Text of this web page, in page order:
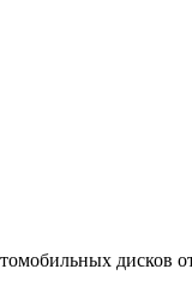
дисков